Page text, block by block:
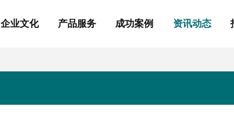
企业文化 产品服务 成功案例 资讯动态